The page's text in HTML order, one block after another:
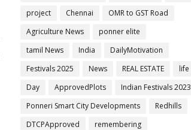
project
Chennai
OMR to GST Road
Agriculture News
ponner elite
tamil News
India
DailyMotivation
Festivals 2025
News REAL ESTATE
life
Day
ApprovedPlots
Indian Festivals 2023
Ponneri Smart City Developments
Redhills
DTCPApproved
remembering